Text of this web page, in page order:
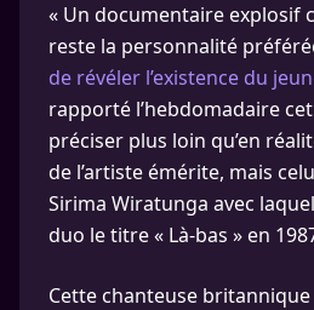
« Un documentaire explosif
reste la personnalité
de révéler l’existence du
rapporté l’hebdomadaire
préciser plus loin qu’en
de l’artiste émérite, mais
Sirima Wiratunga avec
duo le titre « Là-bas » en
Cette chanteuse